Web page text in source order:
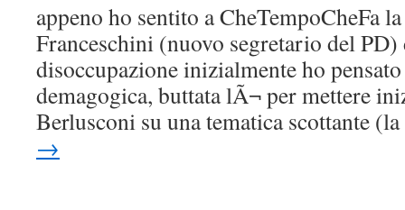
appeno ho sentito a CheTempoCheFa
Franceschini (nuovo segretario del PD)
disoccupazione inizialmente ho
demagogica, buttata lÃ¬ per mettere
Berlusconi su una tematica scottante
→